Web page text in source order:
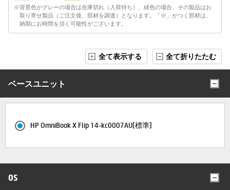
※背景色がグレーの場合は在庫切れ（入荷待ち）、緑色の場合、その製品はお
取り寄せ製品（ご注文後、部材を調達）となります。「※」がつく部材は、
納期にお時間を頂く可能性がございます。
全て表示する 全て折りたたむ
ベースユニット
HP OmniBook X Flip 14-kc0007AU[標準]
OS